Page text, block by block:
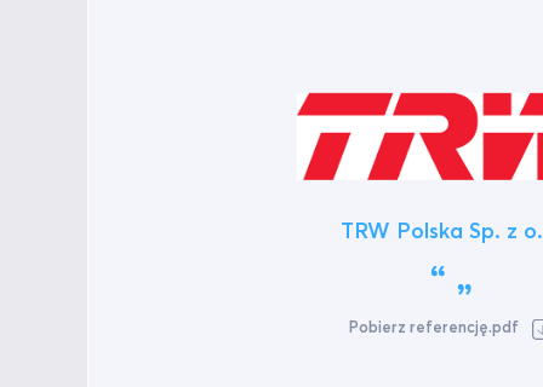
TRW Polska Sp. z
Pobierz referencję.pdf